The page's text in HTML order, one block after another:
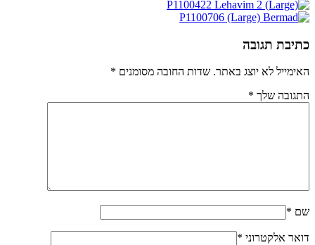
כתיבת תגובה
האימייל לא יוצג באתר. שדות החובה מסומנים *
התגובה שלך *
שם *
דואר אלקטרוני *